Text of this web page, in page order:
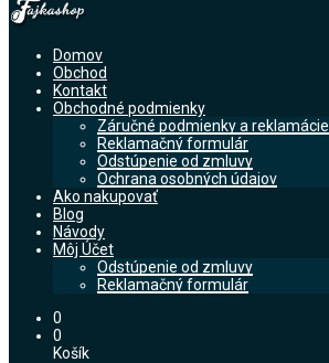
Domov
Obchod
Kontakt
Obchodné podmienky
Záručné podmienky a reklamácie
Reklamačný formulár
Odstúpenie od zmluvy
Ochrana osobných údajov
Ako nakupovať
Blog
Návody
Môj Účet
Odstúpenie od zmluvy
Reklamačný formulár
0
0
Košík